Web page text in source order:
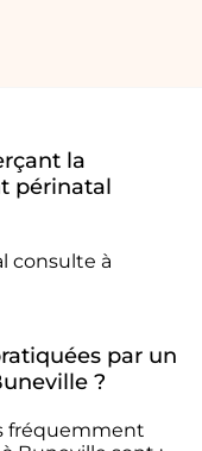
la
périnatal
consulte à
par un
?
fréquemment